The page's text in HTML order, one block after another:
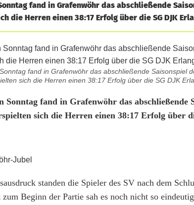
fand in Grafenwöhr das abschließende
die Herren einen 38:17 Erfolg über die SG DJK
fand in Grafenwöhr das abschließende Saisonspiel
sich die Herren einen 38:17 Erfolg über die SG DJK
Sonntag fand in Grafenwöhr das
sich die Herren einen 38:17 Erfolg über
standen die Spieler des SV nach dem
Beginn der Partie sah es noch nicht so